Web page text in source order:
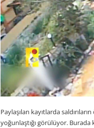
Paylaşılan kayıtlarda
yoğunlaştığı görülüyor. Burada